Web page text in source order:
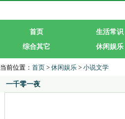
首页 生活常识
综合其它
休闲娱乐
当前位置： 首页 > 休闲娱乐 > 小说文学
一千零一夜